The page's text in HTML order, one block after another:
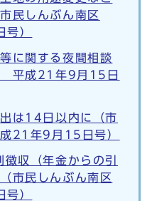
民しんぶん南区
）
に関する夜間相談
平成21年9月15日
は14日以内に（市
21年9月15日号）
収（年金からの引
市民しんぶん南区
）